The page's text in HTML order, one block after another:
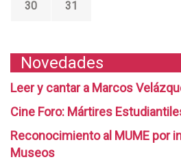
30
31
Novedades
Leer y cantar a Marcos
Cine Foro: Mártires
Reconocimiento al MUME por
Museos